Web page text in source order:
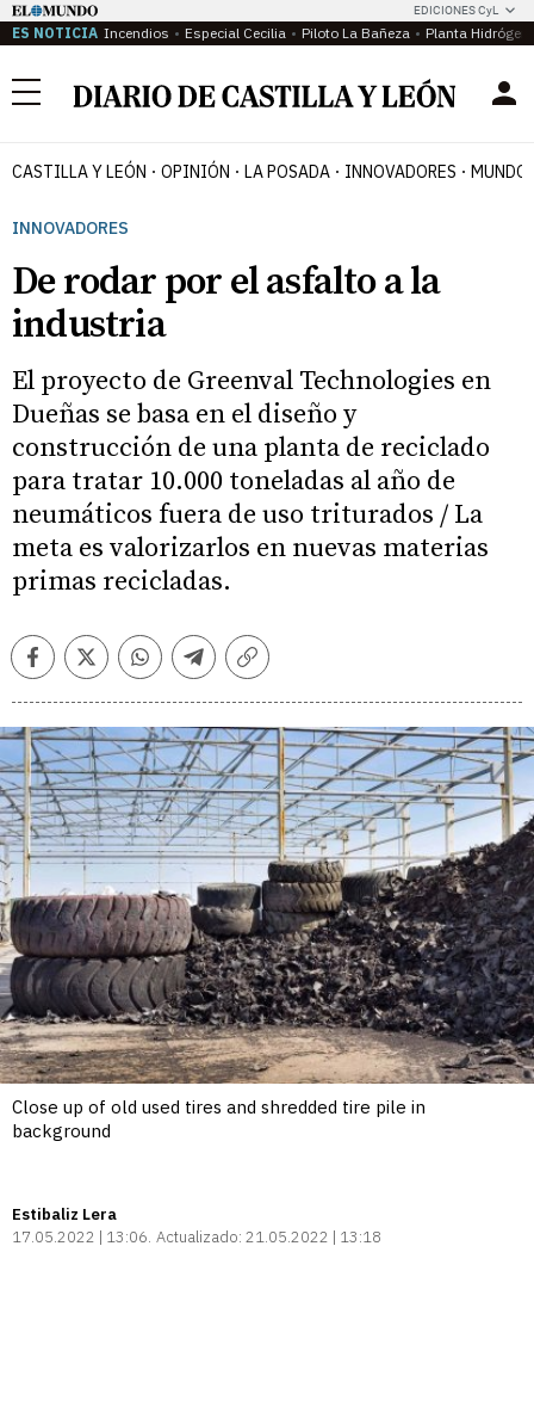
EDICIONES CyL
ES NOTICIA Incendios Especial Cecilia Piloto La Bañeza Planta
Menú
CASTILLA Y LEÓN OPINIÓN LA POSADA INNOVADORES MUNDO
INNOVADORES
De rodar por el asfalto a la
industria
El proyecto de Greenval Technologies en
Dueñas se basa en el diseño y
construcción de una planta de reciclado
para tratar 10.000 toneladas al año de
neumáticos fuera de uso triturados / La
meta es valorizarlos en nuevas materias
primas recicladas.
FacebookTwitterWhatsappTelegramCopiar
Close up of old used tires and shredded tire pile in
background
Estibaliz Lera
17.05.2022 | 13:06 Actualizado: 21.05.2022 | 13:18